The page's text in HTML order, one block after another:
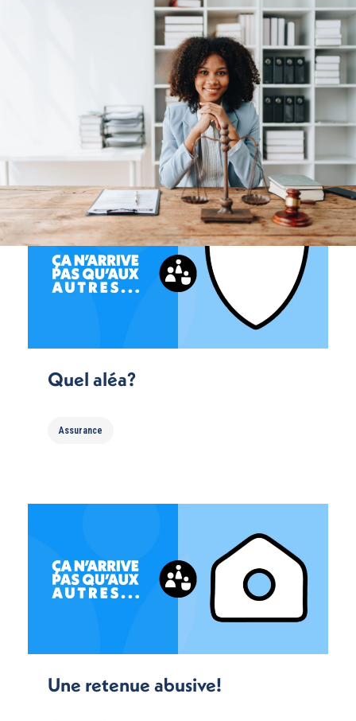
Quel aléa?
Assurance
Une retenue abusive!